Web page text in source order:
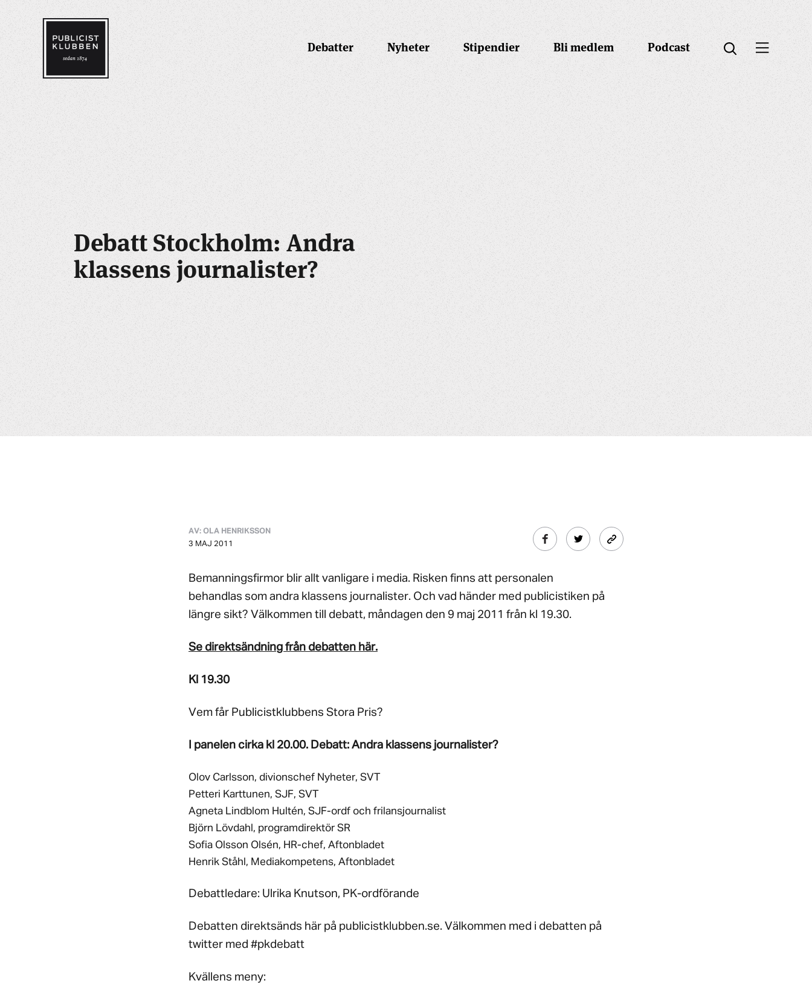
Debatter Nyheter Stipendier Bli medlem Podcast Öppna sök
Öppna menyn
Debatt Stockholm: Andra
klassens journalister?
AV: OLA HENRIKSSON
3 MAJ 2011
Bemanningsfirmor blir allt vanligare i media. Risken finns att personalen
behandlas som andra klassens journalister. Och vad händer med publicistiken på
längre sikt? Välkommen till debatt, måndagen den 9 maj 2011 från kl 19.30.
Se direktsändning från debatten här.
Kl 19.30
Vem får Publicistklubbens Stora Pris?
I panelen cirka kl 20.00. Debatt: Andra klassens journalister?
Olov Carlsson, divionschef Nyheter, SVT
Petteri Karttunen, SJF, SVT
Agneta Lindblom Hultén, SJF-ordf och frilansjournalist
Björn Lövdahl, programdirektör SR
Sofia Olsson Olsén, HR-chef, Aftonbladet
Henrik Ståhl, Mediakompetens, Aftonbladet
Debattledare: Ulrika Knutson, PK-ordförande
Debatten direktsänds här på publicistklubben.se. Välkommen med i debatten på
twitter med #pkdebatt
Kvällens meny: